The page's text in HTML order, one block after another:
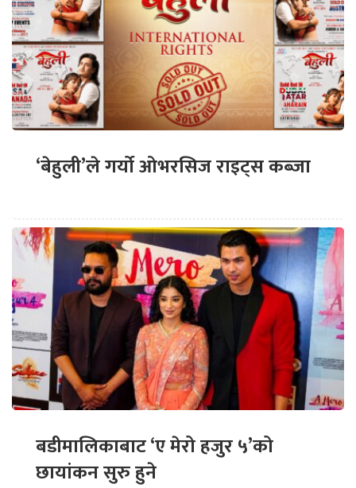
‘बेहुली’ले गर्यो ओभरसिज राइट्स कब्जा
बडीमालिकाबाट ‘ए मेरो हजुर ५’को
छायांकन सुरु हुने